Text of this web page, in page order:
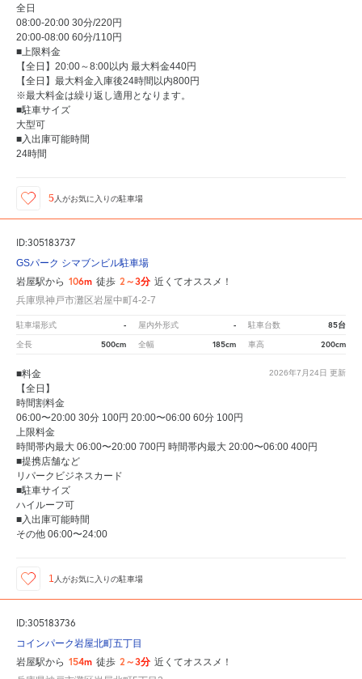
全日
08:00-20:00 30分/220円
20:00-08:00 60分/110円
■上限料金
【全日】20:00～8:00以内 最大料金440円
【全日】最大料金入庫後24時間以内800円
※最大料金は繰り返し適用となります。
■駐車サイズ
大型可
■入出庫可能時間
24時間
5 人がお気に入りの駐車場
ID:305183737
GSパーク シマブンビル駐車場
岩屋駅から 106m 徒歩 2～3分 近くてオススメ！
兵庫県神戸市灘区岩屋中町4-2-7
駐車場形式 - 屋内外形式 - 駐車台数 85台
全長 500cm 全幅 185cm 車高 200cm
2026年7月24日 更新
■料金
【全日】
時間割料金
06:00〜20:00 30分 100円 20:00〜06:00 60分 100円
上限料金
時間帯内最大 06:00〜20:00 700円 時間帯内最大 20:00〜06:00 400円
■提携店舗など
リパークビジネスカード
■駐車サイズ
ハイルーフ可
■入出庫可能時間
その他 06:00〜24:00
1 人がお気に入りの駐車場
ID:305183736
コインパーク岩屋北町五丁目
岩屋駅から 154m 徒歩 2～3分 近くてオススメ！